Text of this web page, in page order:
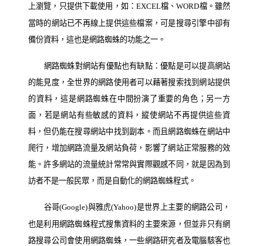
上瀏覽，只提供下載使用，如： EXCEL檔、WORD檔。雖然
當時的網站已不再線上提供這些檔案，可是搜尋引擎中卻有
備份資料，這也是網路蜘蛛的功能之一。
網路蜘蛛對網站有優點也有缺點：優點是可以提高網站
的能見度，全世界的網路使用者可以藉著搜索找到網站提供
的資料，這是網路蜘蛛在中間扮演了重要的角色；另一方
面，若是網站有些敏感的資料，縱使網站不再提供這些資
料，但仍能在搜尋網站中找到副本。而且網路蜘蛛在網站中
爬行，增加網路流量及網站負荷，影響了網站正常服務的效
能。許多網站的流量統計常常與實際觀感不同，就是因為到
訪者不是一般民眾，而是自動化的網路蜘蛛程式。
谷哥(Google)與雅虎(Yahoo)是世界上主要的網路公司，
也是利用網路蜘蛛程式搜集資料的主要來源，但並非只有網
路搜尋公司會使用網路蜘蛛，一些網路研究者及電腦駭客也